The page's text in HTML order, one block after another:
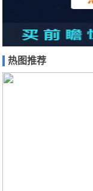
热图推荐